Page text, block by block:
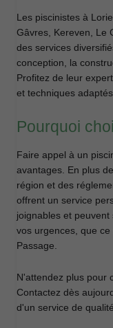
Les piscinistes à
Gâvres, Kereven, Le
des services
conception, la
Profitez de leur
et techniques
Pourquoi
Faire appel à un
avantages. En plus
région et des
offrent un service
joignables et
vos urgences, que
Passage.
N'attendez plus pour
Contactez dès
d'un service de